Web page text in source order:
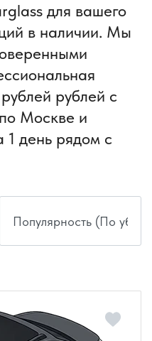
для вашего
в наличии. Мы
рублей с
Москве и
1 день рядом с